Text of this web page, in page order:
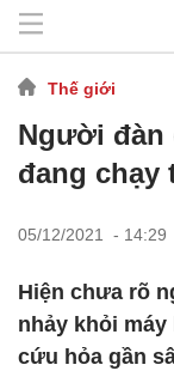
Thế giới
Người đàn
đang chạy
05/12/2021 - 14:29
Hiện chưa rõ
nhảy khỏi
cứu hỏa gần